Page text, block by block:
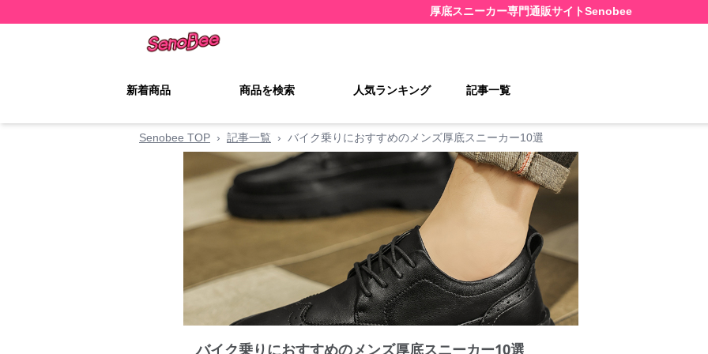
厚底スニーカー専門通販サイトSenobee
新着商品 商品を検索 人気ランキング 記事一覧
Senobee TOP › 記事一覧 › バイク乗りにおすすめのメンズ厚底スニーカー10選
バイク乗りにおすすめのメンズ厚底スニーカー10選